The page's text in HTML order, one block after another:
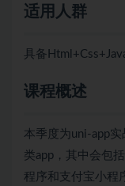
适用人群
具备
课程概述
本季度为uni-app
类app，其中会包
程序和支付宝小程